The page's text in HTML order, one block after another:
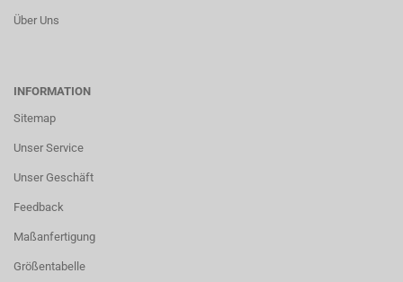
Über Uns
INFORMATION
Sitemap
Unser Service
Unser Geschäft
Feedback
Maßanfertigung
Größentabelle